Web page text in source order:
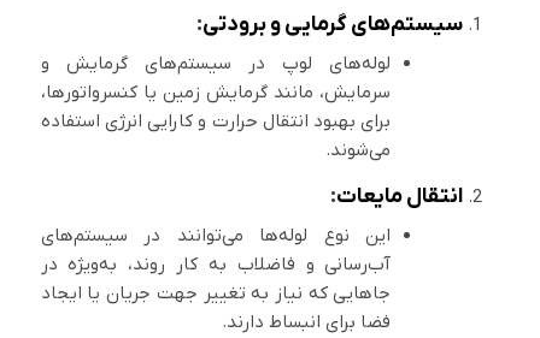
سیستم‌های گرمایی و برودتی:
لوله‌های لوپ در سیستم‌های گرمایش و
سرمایش، مانند گرمایش زمین یا کنسرواتورها،
برای بهبود انتقال حرارت و کارایی انرژی استفاده
می‌شوند.
انتقال مایعات:
این نوع لوله‌ها می‌توانند در سیستم‌های
آب‌رسانی و فاضلاب به کار روند، به‌ویژه در
جاهایی که نیاز به تغییر جهت جریان یا ایجاد
فضا برای انبساط دارند.